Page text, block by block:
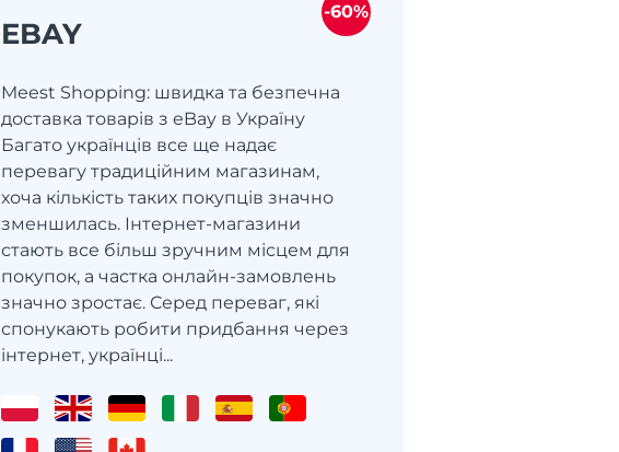
EBAY
Meest Shopping: швидка та безпечна
доставка товарів з eBay в Україну
Багато українців все ще надає
перевагу традиційним магазинам,
хоча кількість таких покупців значно
зменшилась. Інтернет-магазини
стають все більш зручним місцем для
покупок, а частка онлайн-замовлень
значно зростає. Серед переваг, які
спонукають робити придбання через
інтернет, українці...
-60%